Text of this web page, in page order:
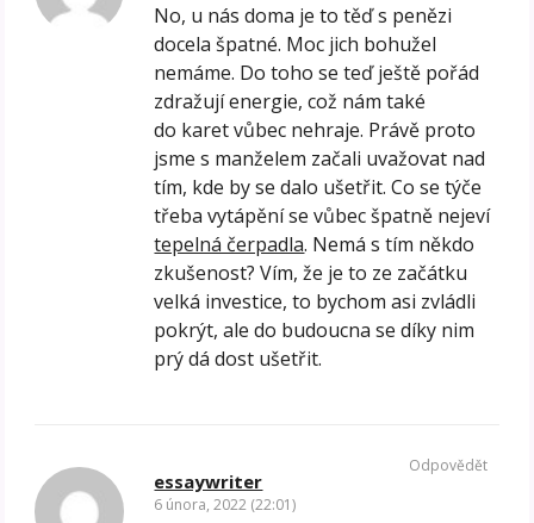
No, u nás doma je to těď s penězi
docela špatné. Moc jich bohužel
nemáme. Do toho se teď ještě pořád
zdražují energie, což nám také
do karet vůbec nehraje. Právě proto
jsme s manželem začali uvažovat nad
tím, kde by se dalo ušetřit. Co se týče
třeba vytápění se vůbec špatně nejeví
tepelná čerpadla. Nemá s tím někdo
zkušenost? Vím, že je to ze začátku
velká investice, to bychom asi zvládli
pokrýt, ale do budoucna se díky nim
prý dá dost ušetřit.
essaywriter
6 února, 2022 (22:01)
Odpovědět